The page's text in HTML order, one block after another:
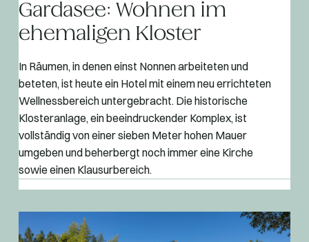
Gardasee: Wohnen im
ehemaligen Kloster
In Räumen, in denen einst Nonnen arbeiteten und
beteten, ist heute ein Hotel mit einem neu errichteten
Wellnessbereich untergebracht. Die historische
Klosteranlage, ein beeindruckender Komplex, ist
vollständig von einer sieben Meter hohen Mauer
umgeben und beherbergt noch immer eine Kirche
sowie einen Klausurbereich.